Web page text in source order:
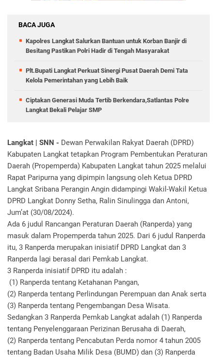
BACA JUGA
Kapolres Langkat Salurkan Bantuan untuk Korban Banjir di
Besitang Pastikan Polri Hadir di Tengah Masyarakat
Plt.Bupati Langkat Perkuat Sinergi Pusat Daerah Demi Tata
Kelola Pemerintahan yang Lebih Baik
Ciptakan Generasi Muda Tertib Berkendara,Satlantas Polre
Langkat Bekali Pelajar SMP
Langkat | SNN - Dewan Perwakilan Rakyat Daerah (DPRD)
Kabupaten Langkat tetapkan Program Pembentukan Peraturan
Daerah (Propemperda) Kabupaten Langkat tahun 2025 melalui
Rapat Paripurna yang dipimpin langsung oleh Ketua DPRD
Langkat Sribana Perangin Angin didampingi Wakil-Wakil Ketua
DPRD Langkat Donny Setha, Ralin Sinulingga dan Antoni,
Jum’at (30/08/2024).
Ada 6 judul Rancangan Peraturan Daerah (Ranperda) yang
masuk dalam Propemperda tahun 2025. Dari 6 judul Ranperda
itu, 3 Ranperda merupakan inisiatif DPRD Langkat dan 3
Ranperda lagi berasal dari Pemkab Langkat.
3 Ranperda inisiatif DPRD itu adalah :
(1) Ranperda tentang Ketahanan Pangan,
(2) Ranperda tentang Perlindungan Perempuan dan Anak serta
(3) Ranperda tentang Pengembangan Desa Wisata.
Sedangkan 3 Ranperda Pemkab Langkat adalah (1) Ranperda
tentang Penyelenggaraan Perizinan Berusaha di Daerah,
(2) Ranperda tentang Pencabutan Perda nomor 4 tahun 2005
tentang Badan Usaha Milik Desa (BUMD) dan (3) Ranperda